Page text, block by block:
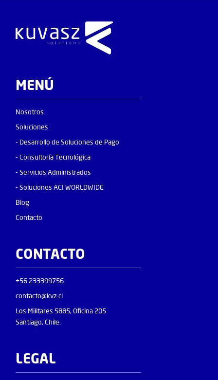
MENÚ
Nosotros
Soluciones
- Desarrollo de Soluciones de Pago
- Consultoría Tecnológica
- Servicios Administrados
- Soluciones ACI WORLDWIDE
Blog
Contacto
CONTACTO
+56 233399756
contacto@kvz.cl
Los Militares 5885, Oficina 205
Santiago, Chile.
LEGAL